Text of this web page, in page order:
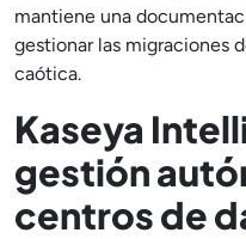
mantiene una
gestionar las migraciones
caótica.
Kaseya
gestión
centros de